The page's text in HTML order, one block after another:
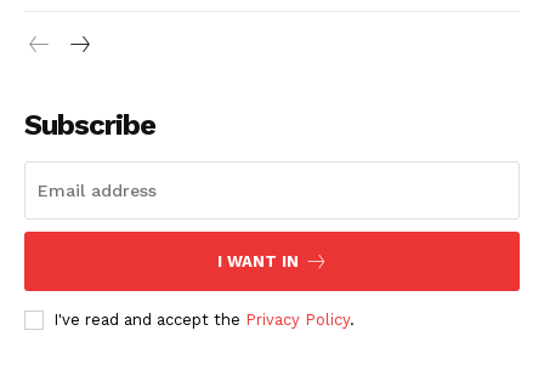
SUSCRIBETE
Subscribe
I WANT IN
I've read and accept the Privacy Policy.